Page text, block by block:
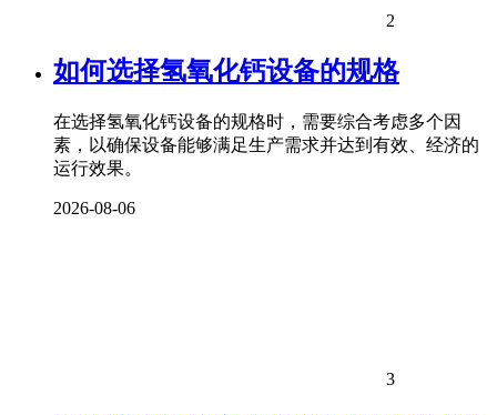
2
如何选择氢氧化钙设备的规格
在选择氢氧化钙设备的规格时，需要综合考虑多个因
素，以确保设备能够满足生产需求并达到有效、经济的
运行效果。
2026-08-06
3